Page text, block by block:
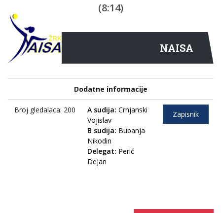
(8:14)
NAISA
Dodatne informacije
Broj gledalaca: 200 A sudija: Crnjanski
Vojislav
B sudija: Bubanja
Nikodin
Delegat: Perić
Dejan
Zapisnik